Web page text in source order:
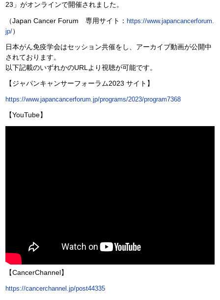
23」がオンラインで開催されました。
（Japan Cancer Forum 専用サイト： https://www.japancancerforum.
jp/）
日本がん免疫学会はセッション共催をし、アーカイブ動画が公開中
されております。
以下記載のいずれかのURLより視聴が可能です。
【ジャパンキャンサーフォーラム2023 サイト】
https://www.japancancerforum.jp/programs/2023/program7368
【YouTube】
【CancerChannel】
https://cancerchannel.jp/post44335